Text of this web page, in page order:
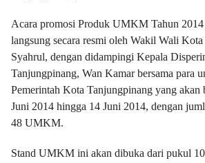
Acara promosi Produk UMKM Tahun 2014
langsung secara resmi oleh Wakil Wali
Syahrul, dengan didampingi Kepala
Tanjungpinang, Wan Kamar bersama para
Pemerintah Kota Tanjungpinang yang akan
Juni 2014 hingga 14 Juni 2014, dengan
48 UMKM.
Stand UMKM ini akan dibuka dari pukul